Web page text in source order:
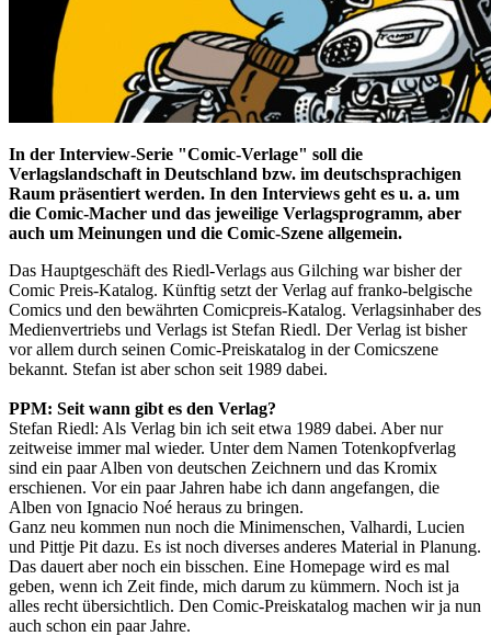
In der Interview-Serie "Comic-Verlage" soll die
Verlagslandschaft in Deutschland bzw. im deutschsprachigen
Raum präsentiert werden. In den Interviews geht es u. a. um
die Comic-Macher und das jeweilige Verlagsprogramm, aber
auch um Meinungen und die Comic-Szene allgemein.
Das Hauptgeschäft des Riedl-Verlags aus Gilching war bisher der
Comic Preis-Katalog. Künftig setzt der Verlag auf franko-belgische
Comics und den bewährten Comicpreis-Katalog. Verlagsinhaber des
Medienvertriebs und Verlags ist Stefan Riedl. Der Verlag ist bisher
vor allem durch seinen Comic-Preiskatalog in der Comicszene
bekannt. Stefan ist aber schon seit 1989 dabei.
PPM: Seit wann gibt es den Verlag?
Stefan Riedl: Als Verlag bin ich seit etwa 1989 dabei. Aber nur
zeitweise immer mal wieder. Unter dem Namen Totenkopfverlag
sind ein paar Alben von deutschen Zeichnern und das Kromix
erschienen. Vor ein paar Jahren habe ich dann angefangen, die
Alben von Ignacio Noé heraus zu bringen.
Ganz neu kommen nun noch die Minimenschen, Valhardi, Lucien
und Pittje Pit dazu. Es ist noch diverses anderes Material in Planung.
Das dauert aber noch ein bisschen. Eine Homepage wird es mal
geben, wenn ich Zeit finde, mich darum zu kümmern. Noch ist ja
alles recht übersichtlich. Den Comic-Preiskatalog machen wir ja nun
auch schon ein paar Jahre.